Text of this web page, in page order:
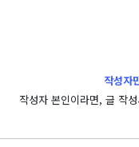
작성자
작성자 본인이라면, 글 작